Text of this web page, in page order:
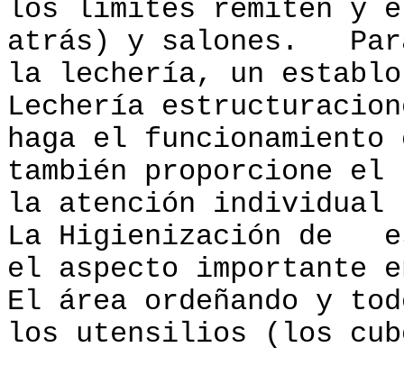
los límites remiten y
atrás) y salones. Para
la lechería, un
Lechería
haga el funcionamiento
también proporcione el
la atención individual
La Higienización de
el aspecto importante
El área ordeñando y
los utensilios (los